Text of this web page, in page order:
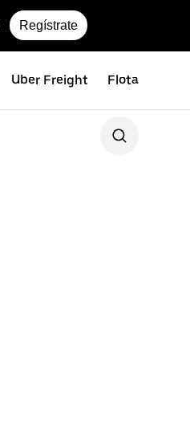
Regístrate
Uber Freight Flota